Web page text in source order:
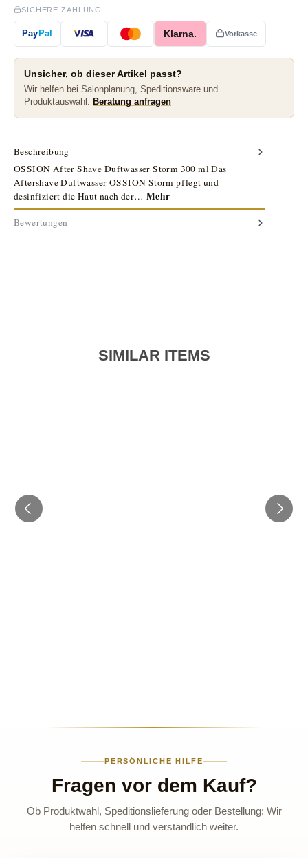
SICHERE ZAHLUNG
PayPal Klarna. Vorkasse
Unsicher, ob dieser Artikel passt?
Wir helfen bei Salonplanung, Speditionsware und
Produktauswahl.
Beratung anfragen
Beschreibung
OSSION After Shave Duftwasser Storm 300 ml Das
Aftershave Duftwasser OSSION Storm pflegt und
desinfiziert die Haut nach der… Mehr
Bewertungen
SIMILAR ITEMS
PERSÖNLICHE HILFE
Fragen vor dem Kauf?
Ob Produktwahl, Speditionslieferung oder Bestellung: Wir
helfen schnell und verständlich weiter.